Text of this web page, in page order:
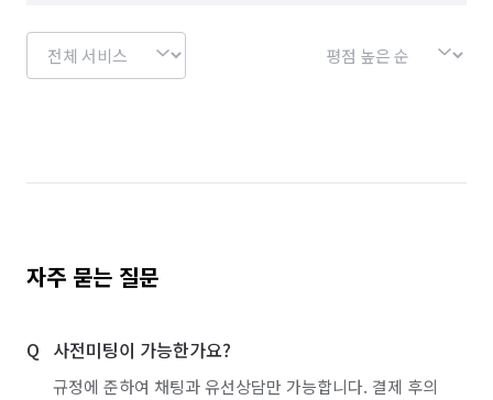
자주 묻는 질문
사전미팅이 가능한가요?
규정에 준하여 채팅과 유선상담만 가능합니다. 결제 후의